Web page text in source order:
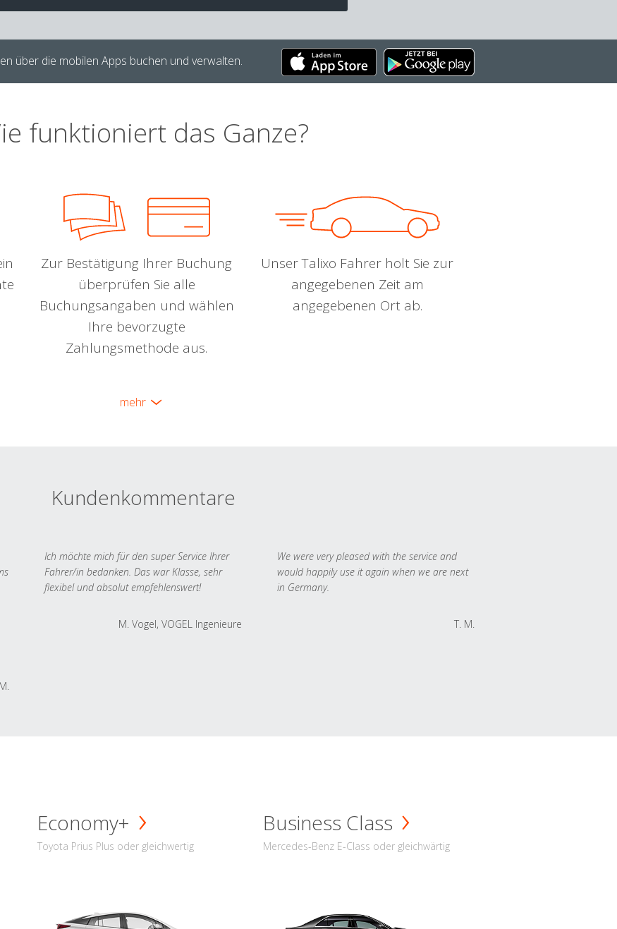
über die mobilen Apps buchen und verwalten.
funktioniert das Ganze?
Zur Bestätigung Ihrer Buchung
überprüfen Sie alle
Buchungsangaben und wählen
Ihre bevorzugte
Zahlungsmethode aus.
Unser Talixo Fahrer holt Sie zur
angegebenen Zeit am
angegebenen Ort ab.
mehr
Kundenkommentare
Ich möchte mich für den super Service Ihrer
Fahrer/in bedanken. Das war Klasse, sehr
flexibel und absolut empfehlenswert!
M. Vogel, VOGEL Ingenieure
We were very pleased with the service and
would happily use it again when we are next
in Germany.
T. M.
Economy+
Toyota Prius Plus oder gleichwertig
Business Class
Mercedes-Benz E-Class oder gleichwärtig